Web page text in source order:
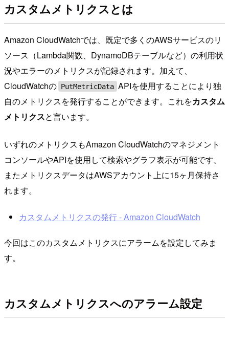
カスタムメトリクスとは
Amazon CloudWatchでは、既定で多くのAWSサービスのリ
ソース（Lambda関数、DynamoDBテーブルなど）の利用状
況やエラーのメトリクスが記録されます。加えて、
CloudWatchの PutMetricData APIを使用することにより独
自のメトリクスを発行することができます。これをカスタム
メトリクスと言います。
いずれのメトリクスもAmazon CloudWatchのマネジメント
コンソールやAPIを使用して検索やグラフ表示が可能です。
またメトリクスデータはAWSアカウント上に15ヶ月保持さ
れます。
カスタムメトリクスの発行 - Amazon CloudWatch
今回はこのカスタムメトリクスにアラームを設定してみま
す。
カスタムメトリクスへのアラーム設定